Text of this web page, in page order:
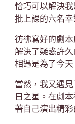
恰巧可以解決
批上課的六名幸
彷彿寫好的劇
解決了疑惑許
相遇是為了今
當然，我又遇
日之星。在劇
著自己演出精